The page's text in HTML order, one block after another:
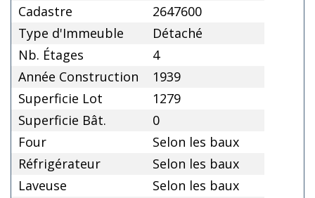
Cadastre
2647600
Type d'Immeuble
Détaché
Nb. Étages
4
Année Construction
1939
Superficie Lot
1279
Superficie Bât.
0
Four
Selon les baux
Réfrigérateur
Selon les baux
Laveuse
Selon les baux